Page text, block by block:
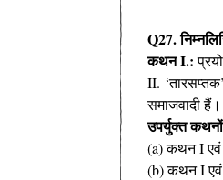
Q27.
कथन I.:
II.
समाजवादी हैं।
उपर्युक्त
(a) कथन I एवं
(b) कथन I